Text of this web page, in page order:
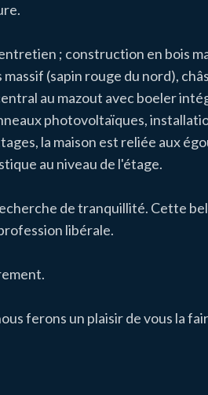
; construction en bois
(sapin rouge du nord),
au mazout avec boeler
photovoltaïques,
la maison est reliée aux
au niveau de l'étage.
de tranquillité. Cette
libérale.
ferons un plaisir de vous la